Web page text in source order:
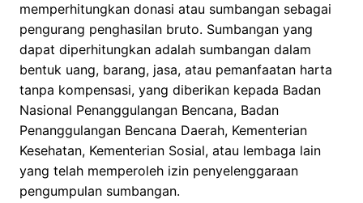
memperhitungkan donasi atau sumbangan sebagai
pengurang penghasilan bruto. Sumbangan yang
dapat diperhitungkan adalah sumbangan dalam
bentuk uang, barang, jasa, atau pemanfaatan harta
tanpa kompensasi, yang diberikan kepada Badan
Nasional Penanggulangan Bencana, Badan
Penanggulangan Bencana Daerah, Kementerian
Kesehatan, Kementerian Sosial, atau lembaga lain
yang telah memperoleh izin penyelenggaraan
pengumpulan sumbangan.